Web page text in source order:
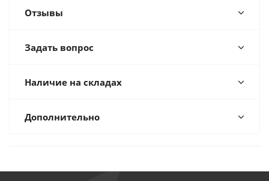
Отзывы
Задать вопрос
Наличие на складах
Дополнительно